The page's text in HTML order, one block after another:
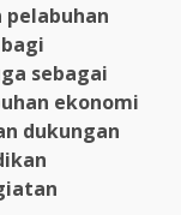
pelabuhan
sebagai
ekonomi
dukungan